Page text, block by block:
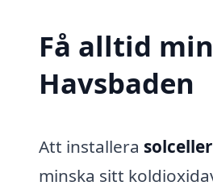
Få alltid
Havsbaden
Att installera
minska sitt